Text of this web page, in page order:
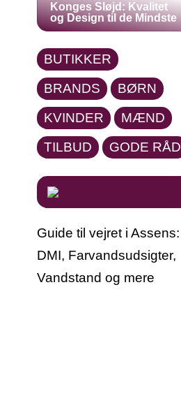
Konges Sløjd: Kvalitet
og Design til de Mindste
BUTIKKER
BRANDS
BØRN
KVINDER
MÆND
TILBUD
GODE RÅD
Guide til vejret i Assens:
DMI, Farvandsudsigter,
Vandstand og mere